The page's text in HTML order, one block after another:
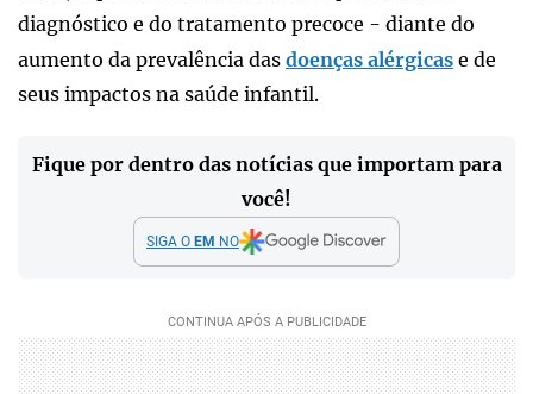
diagnóstico e do tratamento precoce - diante do
aumento da prevalência das doenças alérgicas e de
seus impactos na saúde infantil.
Fique por dentro das notícias que importam para
você!
SIGA O EM NO